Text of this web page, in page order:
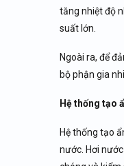
tăng nhiệt độ
suất lớn.
Ngoài ra, để
bộ phận gia
Hệ thống tạo
Hệ thống tạo
nước. Hơi